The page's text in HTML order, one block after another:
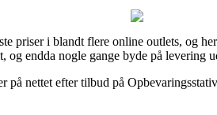
priser i blandt flere online outlets, og
endda nogle gange byde på levering
nettet efter tilbud på